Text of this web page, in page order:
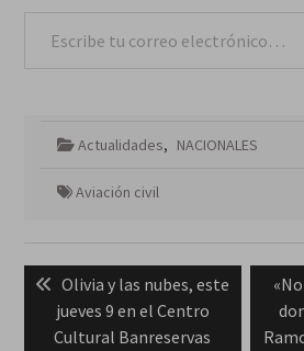
Actualidades, NACIONALES
Aviación civil
de
entradas
Previous
post:
Olivia y las nubes, este
jueves 9 en el Centro
Cultural Banreservas